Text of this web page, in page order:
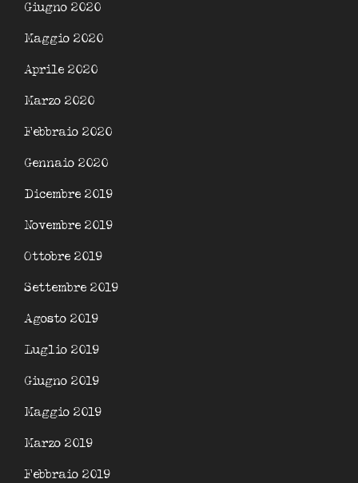
Giugno 2020
Maggio 2020
Aprile 2020
Marzo 2020
Febbraio 2020
Gennaio 2020
Dicembre 2019
Novembre 2019
Ottobre 2019
Settembre 2019
Agosto 2019
Luglio 2019
Giugno 2019
Maggio 2019
Marzo 2019
Febbraio 2019